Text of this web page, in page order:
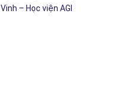
Vinh – Học viện AGI